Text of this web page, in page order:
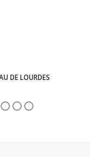
DE LOURDES